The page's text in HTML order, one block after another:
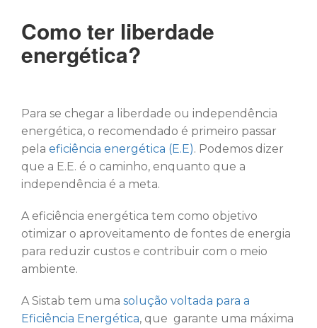
Como ter liberdade
energética?
Para se chegar a liberdade ou independência
energética, o recomendado é primeiro passar
pela eficiência energética (E.E). Podemos dizer
que a E.E. é o caminho, enquanto que a
independência é a meta.
A eficiência energética tem como objetivo
otimizar o aproveitamento de fontes de energia
para reduzir custos e contribuir com o meio
ambiente.
A Sistab tem uma solução voltada para a
Eficiência Energética, que garante uma máxima